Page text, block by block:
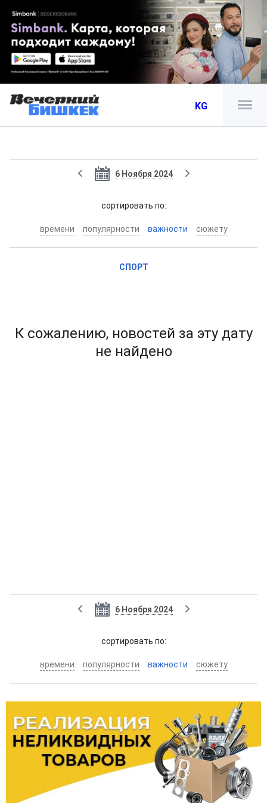
KG
6 Ноября 2024
cортировать по:
времени популярности важности сюжету
СПОРТ
К сожалению, новостей за эту дату
не найдено
6 Ноября 2024
cортировать по:
времени популярности важности сюжету